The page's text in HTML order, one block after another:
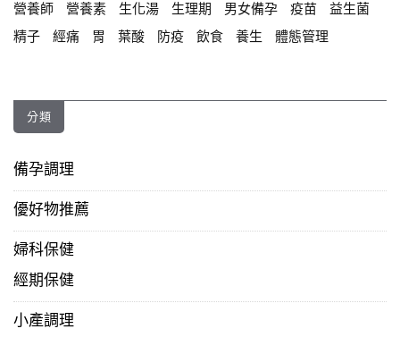
營養師
營養素 生化湯 生理期 男女備孕 疫苗
益生菌
精子
經痛 胃 葉酸 防疫 飲食 養生 體態管理
分類
備孕調理
優好物推薦
婦科保健
經期保健
小產調理